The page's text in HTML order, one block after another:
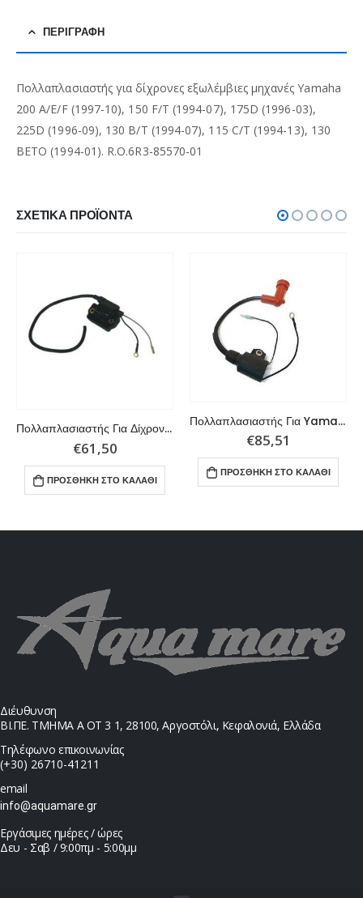
ΠΕΡΙΓΡΑΦΉ
Πολλαπλασιαστής για δίχρονες εξωλέμβιες μηχανές Yamaha
200 A/E/F (1997-10), 150 F/T (1994-07), 175D (1996-03),
225D (1996-09), 130 B/T (1994-07), 115 C/T (1994-13), 130
BETO (1994-01). R.O.6R3-85570-01
ΣΧΕΤΙΚΆ ΠΡΟΪΌΝΤΑ
Πολλαπλασιαστής Για Δίχρονες Yamaha 115-200hp
€61,50
ΠΡΟΣΘΉΚΗ ΣΤΟ ΚΑΛΆΘΙ
Πολλαπλασιαστής Για Yamaha 9.9 / 15F/M, 13.5A, E15
€85,51
ΠΡΟΣΘΉΚΗ ΣΤΟ ΚΑΛΆΘΙ
Διέυθυνση
ΒΙ.ΠΕ. ΤΜΗΜΑ Α ΟΤ 3 1, 28100, Αργοστόλι, Κεφαλονιά, Ελλάδα
Τηλέφωνο επικοινωνίας
(+30) 26710-41211
email
info@aquamare.gr
Εργάσιμες ημέρες / ώρες
Δευ - Σαβ / 9:00πμ - 5:00μμ